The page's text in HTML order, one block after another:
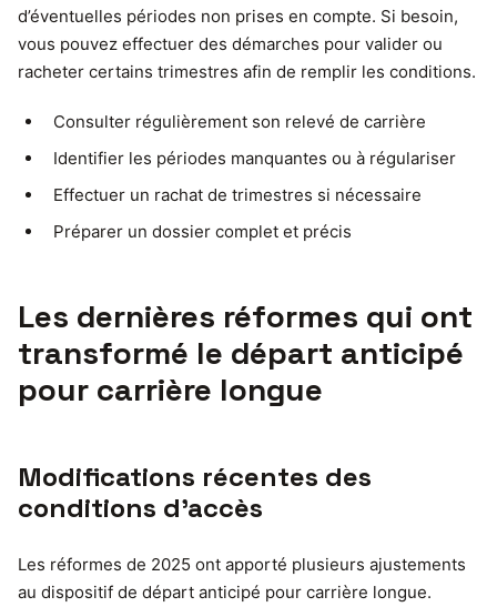
d’éventuelles périodes non prises en compte. Si besoin,
vous pouvez effectuer des démarches pour valider ou
racheter certains trimestres afin de remplir les conditions.
Consulter régulièrement son relevé de carrière
Identifier les périodes manquantes ou à régulariser
Effectuer un rachat de trimestres si nécessaire
Préparer un dossier complet et précis
Les dernières réformes qui ont
transformé le départ anticipé
pour carrière longue
Modifications récentes des
conditions d’accès
Les réformes de 2025 ont apporté plusieurs ajustements
au dispositif de départ anticipé pour carrière longue.